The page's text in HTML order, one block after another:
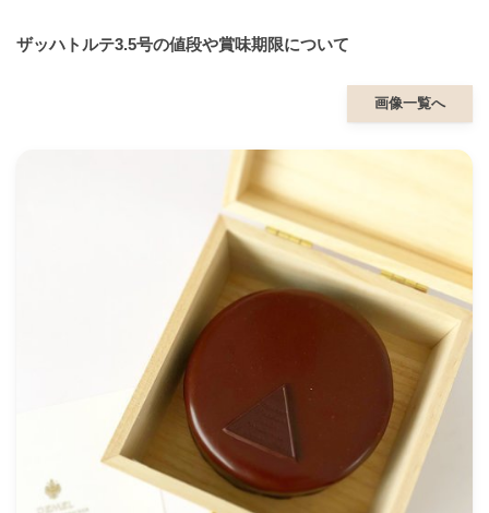
ザッハトルテ3.5号の値段や賞味期限について
画像一覧へ